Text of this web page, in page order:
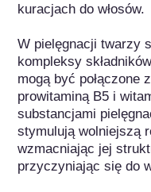
kuracjach do włosów.
W pielęgnacji twarzy
kompleksy
mogą być połączone
prowitaminą B5 i
substancjami
stymulują wolniejszą
wzmacniając jej
przyczyniając się do